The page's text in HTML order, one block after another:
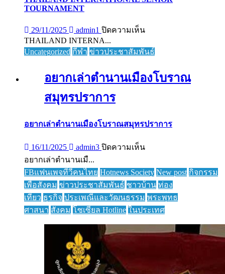
TOURNAMENT
29/11/2025 admin1 ปิดความเห็นบน
INTERNATIONAL
SENIOR
THAILAND INTERNA...
Uncategorized กีฬา ข่าวประชาสัมพันธ์
อยากเล่าตำนานเมืองโบราณ
สมุทรปราการ
อยากเล่าตำนานเมืองโบราณสมุทรปราการ
16/11/2025 admin3 ปิดความเห็นบน
เล่า
ตำนาน
เมือง
โบราณ
สมุทรปราการ
อยากเล่าตำนานเมื...
FBแฟนเพจทีวีคนไทย Hotnews Society New post กิจกรรม
เพื่อสังคม ข่าวประชาสัมพันธ์ ชาวบ้าน ท่อง
เที่ยว ธุรกิจ ประเพณีและวัฒนธรรม พระพุทธ
ศาสนา สังคม โซเซียล Hotline ในประเทศ